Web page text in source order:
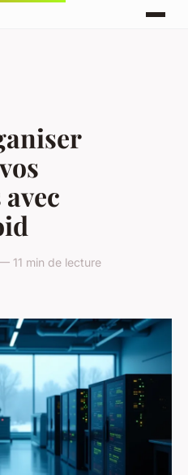
11 min de lecture